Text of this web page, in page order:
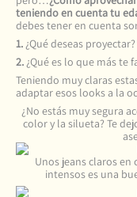
teniendo en cuenta tu
debes tener en cuenta
1. ¿Qué deseas proyectar?
2. ¿Qué es lo que más te
Teniendo muy claras
adaptar esos looks a la
¿No estás muy segura
color y la silueta? Te
Unos jeans claros
intensos es una